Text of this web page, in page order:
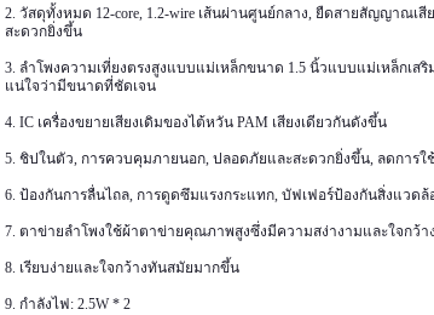
2. วัสดุทั้งหมด 12-core, 1.2-wire เส้นผ่านศูนย์กลาง, ยืดสายสัญญาณเ
สะดวกยิ่งขึ้น
3. ลำโพงความเที่ยงตรงสูงแบบแม่เหล็กขนาด 1.5 นิ้วแบบแม่เหล็กเ
แน่ใจว่ามีขนาดที่ชัดเจน
4. IC เครื่องขยายเสียงเดิมของไต้หวัน PAM เสียงเดียวกันดังขึ้น
5. ชิปในตัว, การควบคุมภายนอก, ปลอดภัยและสะดวกยิ่งขึ้น, ลดการ
6. ป้องกันการลื่นไถล, การดูดซึมแรงกระแทก, บัฟเฟอร์ป้องกันสิ่งแว
7. ตาข่ายลำโพงใช้ผ้าตาข่ายคุณภาพสูงซึ่งมีความสง่างามและใจกว้
8. เรียบง่ายและใจกว้างทันสมัยมากขึ้น
9. กำลังไฟ: 2.5W * 2